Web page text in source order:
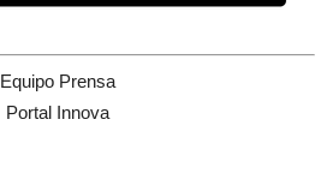
Equipo Prensa
Portal Innova